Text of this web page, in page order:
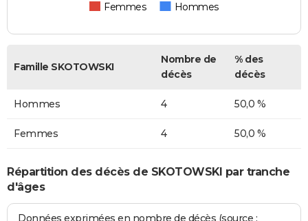
Femmes Hommes
Famille SKOTOWSKI
Nombre de
décès
% des
décès
Hommes 4 50,0 %
Femmes 4 50,0 %
Répartition des décès de SKOTOWSKI par tranche
d'âges
Données exprimées en nombre de décès (source :